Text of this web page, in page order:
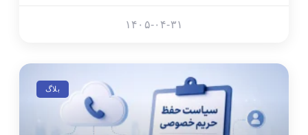
۱۴۰۵-۰۴-۳۱
بلاگ